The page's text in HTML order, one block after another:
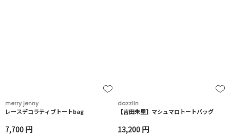
merry jenny
レースデコラティブトートbag
7,700 円
dazzlin
【吉田朱里】マシュマロトートバッグ
13,200 円